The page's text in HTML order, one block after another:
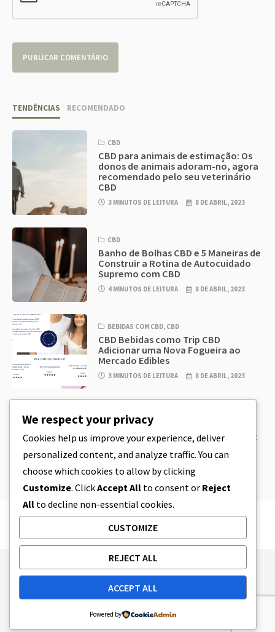
TENDÊNCIAS RECOMENDADO
CBD
CBD para animais de estimação: Os
donos de animais adoram-no, agora
recomendado pelo seu veterinário
CBD
3 MINUTOS DE LEITURA 8 DE ABRIL, 2023
CBD
Banho de Bolhas CBD e 5 Maneiras de
Construir a Rotina de Autocuidado
Supremo com CBD
4 MINUTOS DE LEITURA 8 DE ABRIL, 2023
BEBIDAS COM CBD, CBD
CBD Bebidas como Trip CBD
Adicionar uma Nova Fogueira ao
Mercado Edibles
3 MINUTOS DE LEITURA 8 DE ABRIL, 2023
CBD EDIBLES
CBD Cookie Dough & Incrivelmente
simples CBD Edibles You Can Make at
Home
5 MINUTOS DE LEITURA
Publishing Principles
Ethics Policy
Corrections Policy
Feedback Policy
Ownership & Funding
Tag map
We respect your privacy
Cookies help us improve your experience, deliver
personalized content, and analyze traffic. You can
choose which cookies to allow by clicking
Customize. ClickAccept All to consent or Reject
All to decline non-essential cookies.
CUSTOMIZE
REJECT ALL
ACCEPT ALL
Powered by